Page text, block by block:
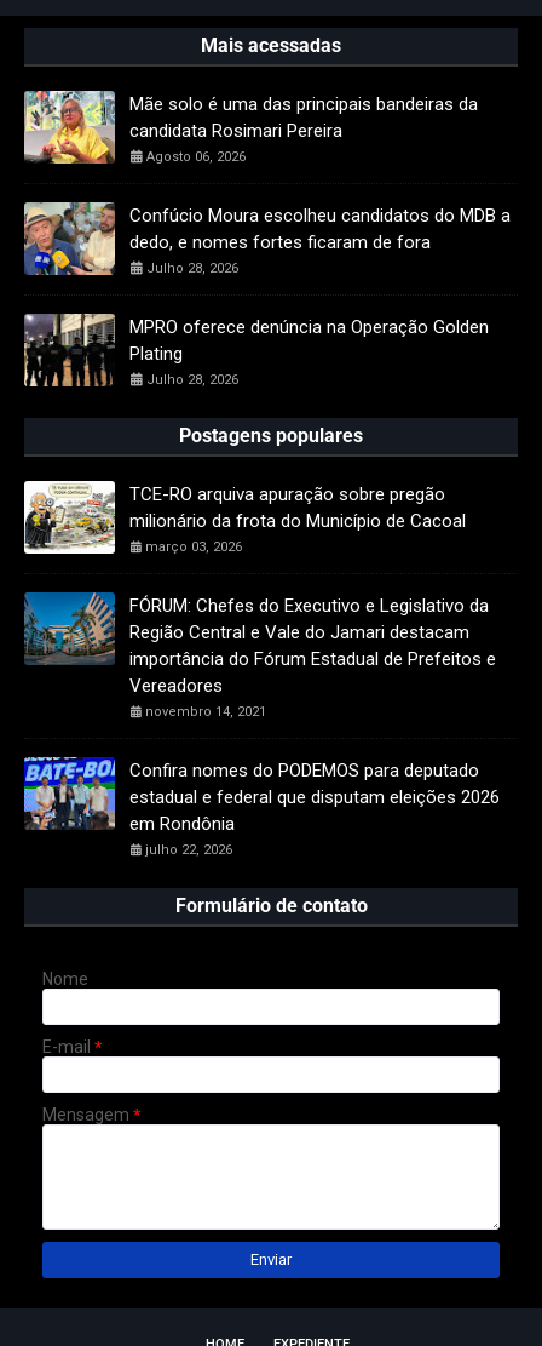
Mais acessadas
Mãe solo é uma das principais bandeiras da
candidata Rosimari Pereira
Agosto 06, 2026
Confúcio Moura escolheu candidatos do MDB a
dedo, e nomes fortes ficaram de fora
Julho 28, 2026
MPRO oferece denúncia na Operação Golden
Plating
Julho 28, 2026
Postagens populares
TCE-RO arquiva apuração sobre pregão
milionário da frota do Município de Cacoal
março 03, 2026
FÓRUM: Chefes do Executivo e Legislativo da
Região Central e Vale do Jamari destacam
importância do Fórum Estadual de Prefeitos e
Vereadores
novembro 14, 2021
Confira nomes do PODEMOS para deputado
estadual e federal que disputam eleições 2026
em Rondônia
julho 22, 2026
Formulário de contato
Nome
E-mail *
Mensagem *